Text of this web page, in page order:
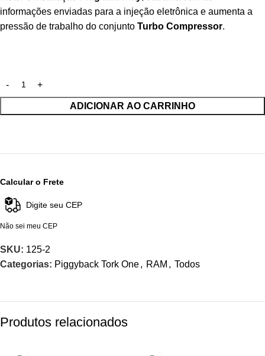
informações enviadas para a injeção eletrônica e aumenta a
pressão de trabalho do conjunto Turbo Compressor.
ADICIONAR AO CARRINHO
Calcular o Frete
Não sei meu CEP
SKU: 125-2
Categorias: Piggyback Tork One, RAM , Todos
Produtos relacionados